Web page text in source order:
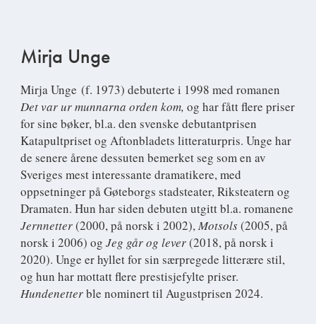
Mirja Unge
Mirja Unge (f. 1973) debuterte i 1998 med romanen
Det var ur munnarna orden kom, og har fått flere priser
for sine bøker, bl.a. den svenske debutantprisen
Katapultpriset og Aftonbladets litteraturpris. Unge har
de senere årene dessuten bemerket seg som en av
Sveriges mest interessante dramatikere, med
oppsetninger på Gøteborgs stadsteater, Riksteatern og
Dramaten. Hun har siden debuten utgitt bl.a. romanene
Jernnetter(2000, på norsk i 2002), Motsols(2005, på
norsk i 2006) og Jeg går og lever(2018, på norsk i
2020). Unge er hyllet for sin særpregede litterære stil,
og hun har mottatt flere prestisjefylte priser.
Hundenetterble nominert til Augustprisen 2024.